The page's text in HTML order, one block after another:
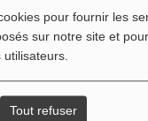
pour fournir les
sur notre site et
Tout refuser
UN ÉCHANGE
LE DUC ET EN
DE LA PLACE